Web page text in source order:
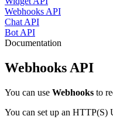
Webhooks API
Chat API
Bot API
Documentation
Webhooks API
You can use Webhooks to
You can set up an HTTP(S)